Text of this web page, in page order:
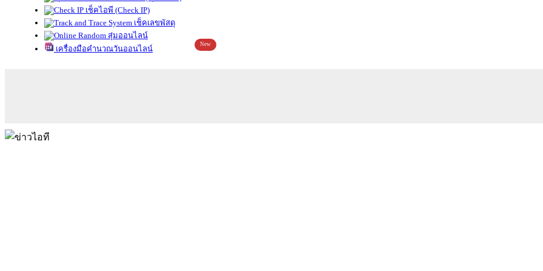
เช็คไอพี (Check IP)
เช็คเลขพัสดุ
สุ่มออนไลน์
เครื่องมือคำนวณวันออนไลน์
New